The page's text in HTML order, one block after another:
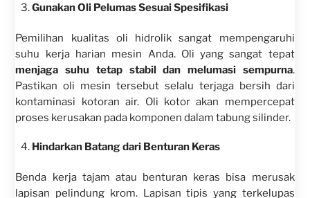
Gunakan Oli Pelumas Sesuai Spesifikasi
Pemilihan kualitas oli hidrolik sangat mempengaruhi
suhu kerja harian mesin Anda. Oli yang sangat tepat
menjaga suhu tetap stabil dan melumasi sempurna.
Pastikan oli mesin tersebut selalu terjaga bersih dari
kontaminasi kotoran air. Oli kotor akan mempercepat
proses kerusakan pada komponen dalam tabung silinder.
Hindarkan Batang dari Benturan Keras
Benda kerja tajam atau benturan keras bisa merusak
lapisan pelindung krom. Lapisan tipis yang terkelupas